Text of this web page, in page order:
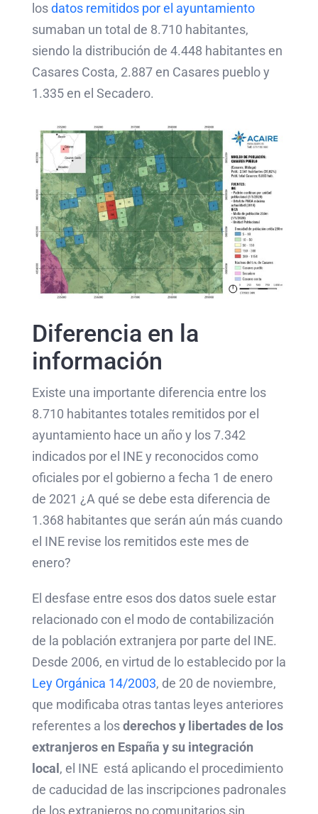
losdatos remitidos por el ayuntamiento
sumaban un total de 8.710 habitantes,
siendo la distribución de 4.448 habitantes en
Casares Costa, 2.887 en Casares pueblo y
1.335 en el Secadero.
Diferencia en la
información
Existe una importante diferencia entre los
8.710 habitantes totales remitidos por el
ayuntamiento hace un año y los 7.342
indicados por el INE y reconocidos como
oficiales por el gobierno a fecha 1 de enero
de 2021 ¿A qué se debe esta diferencia de
1.368 habitantes que serán aún más cuando
el INE revise los remitidos este mes de
enero?
El desfase entre esos dos datos suele estar
relacionado con el modo de contabilización
de la población extranjera por parte del INE.
Desde 2006, en virtud de lo establecido por la
Ley Orgánica 14/2003, de 20 de noviembre,
que modificaba otras tantas leyes anteriores
referentes a losderechos y libertades de los
extranjeros en España y su integración
local, el INE está aplicando el procedimiento
de caducidad de las inscripciones padronales
de los extranjeros no comunitarios sin